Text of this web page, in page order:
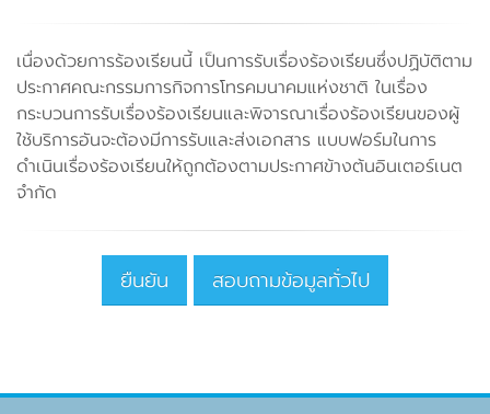
เนื่องด้วยการร้องเรียนนี้ เป็นการรับเรื่องร้องเรียนซึ่งปฏิบัติตาม
ประกาศคณะกรรมการกิจการโทรคมนาคมแห่งชาติ ในเรื่อง
กระบวนการรับเรื่องร้องเรียนและพิจารณาเรื่องร้องเรียนของผู้
ใช้บริการอันจะต้องมีการรับและส่งเอกสาร แบบฟอร์มในการ
ดำเนินเรื่องร้องเรียนให้ถูกต้องตามประกาศข้างต้นอินเตอร์เนต
จำกัด